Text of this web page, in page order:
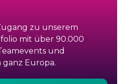
zu unserem
mit über 90.000
und
ganz Europa.